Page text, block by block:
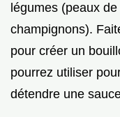
légumes (peaux
champignons).
pour créer un
pourrez utiliser
détendre une